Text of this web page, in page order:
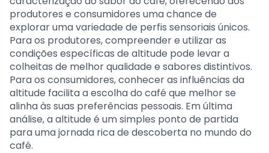
produtores e consumidores uma chance de
explorar uma variedade de perfis sensoriais únicos.
Para os produtores, compreender e utilizar as
condições específicas de altitude pode levar a
colheitas de melhor qualidade e sabores distintivos.
Para os consumidores, conhecer as influências da
altitude facilita a escolha do café que melhor se
alinha às suas preferências pessoais. Em última
análise, a altitude é um simples ponto de partida
para uma jornada rica de descoberta no mundo do
café.